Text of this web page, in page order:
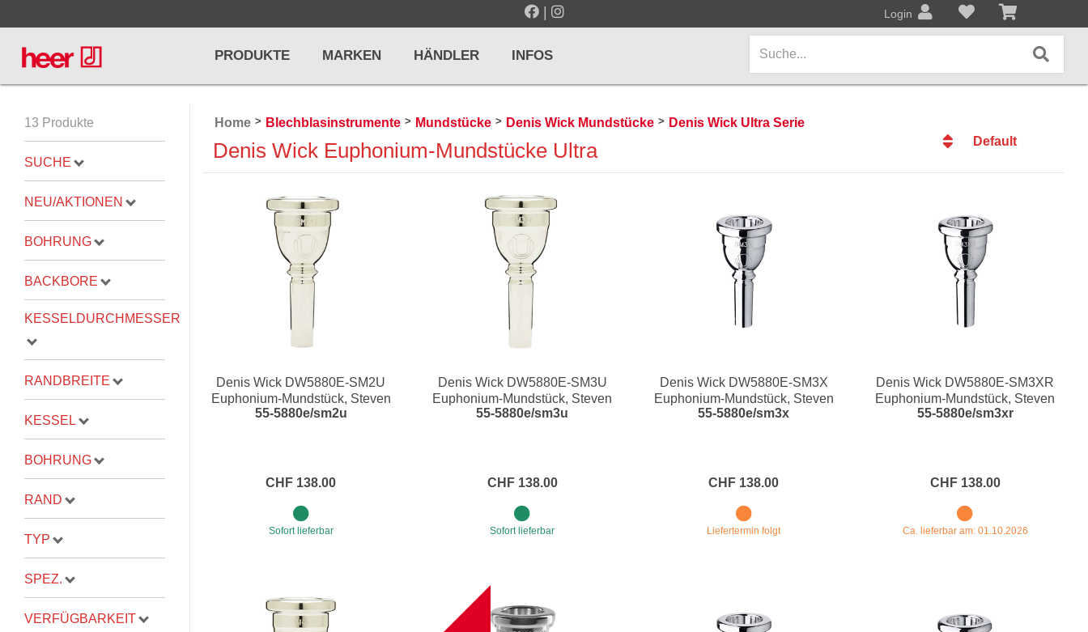
| Login
PRODUKTE
LICHT / EFFEKTE
Licht
Effekte
Controller/DMX
... mehr
NOTENPULTE / METRONOME
Metronome und Taktelle
Stimmgabeln und Stimmgeräte
... mehr
GITARREN / ZUPFINSTRUMENTE
Westerngitarren
E-Gitarren
... mehr
AMPS / EFFEKTPEDALE
PRO AUDIO, MICS, STANDS
Samson Pro Audio
Schlagzeuge
Snaredrums
Blockflöten
Piccoloflöte
Blechblasinstrumente Premium
Blechblasinstrumente
STREICHINSTRUMENTE
Violen, Gamben
MARKEN HÄNDLER INFOS
Infos
Preisliste
13 Produkte
SUCHE
NEU/AKTIONEN
BOHRUNG
BACKBORE
KESSELDURCHMESSER
RANDBREITE
KESSEL
BOHRUNG
RAND
TYP
SPEZ.
VERFÜGBARKEIT
Home > Blechblasinstrumente > Mundstücke > Denis Wick Mundstücke > Denis Wick Ultra Serie
Denis Wick Euphonium-Mundstücke Ultra
Default
Name
Name
Preis
Denis Wick DW5880E-SM2U
Euphonium-Mundstück, Steven
Mead Ultra
55-5880e/sm2u
CHF 138.00
Sofort lieferbar
Denis Wick DW5880E-SM3U
Euphonium-Mundstück, Steven
Mead Ultra
55-5880e/sm3u
CHF 138.00
Sofort lieferbar
Denis Wick DW5880E-SM3X
Euphonium-Mundstück, Steven
Mead Ultra-X
55-5880e/sm3x
CHF 138.00
Liefertermin folgt
Denis Wick DW5880E-SM3XR
Euphonium-Mundstück, Steven
Mead Ultra-XR
55-5880e/sm3xr
CHF 138.00
Ca. lieferbar am: 01.10.2026